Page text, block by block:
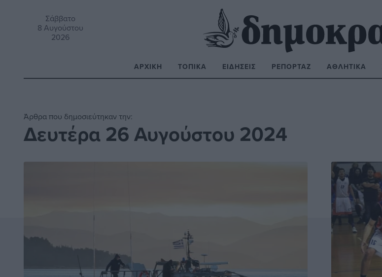
Σάββατο
8 Αυγούστου
2026
ΑΡΧΙΚΉ ΤΟΠΙΚΆ ΕΙΔΉΣΕΙΣ ΡΕΠΟΡΤΆΖ ΑΘΛΗΤΙΚΆ
Άρθρα που δημοσιεύτηκαν την:
Δευτέρα 26 Αυγούστου 2024